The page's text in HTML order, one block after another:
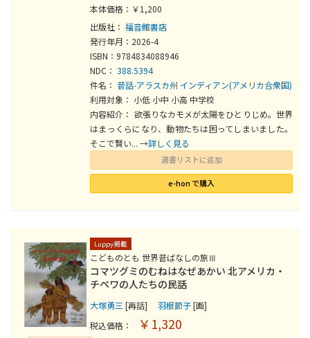
本体価格：￥1,200
出版社： 福音館書店
発行年月：2026-4
ISBN：9784834088946
NDC： 388.5394
件名： 昔話-アラスカ州 インディアン(アメリカ合衆国)
利用対象： 小低 小中 小高 中学校
内容紹介： 欲張りなカモメが太陽をひとりじめ。世界
はまっくらになり、動物たちは困ってしまいました。
そこで賢い... →詳しく見る
選書リストに追加
e-hon で購入
Luppy掲載
こどものとも 世界昔ばなしの旅Ⅲ
コマツグミのむねはなぜあかい 北アメリカ・
チペワの人たちの民話
大塚勇三 [再話] 羽根節子[画]
税込価格：
￥1,320